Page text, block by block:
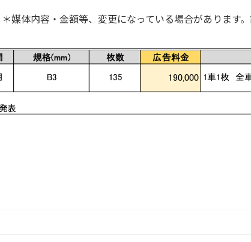
＊媒体内容・金額等、変更になっている場合があります